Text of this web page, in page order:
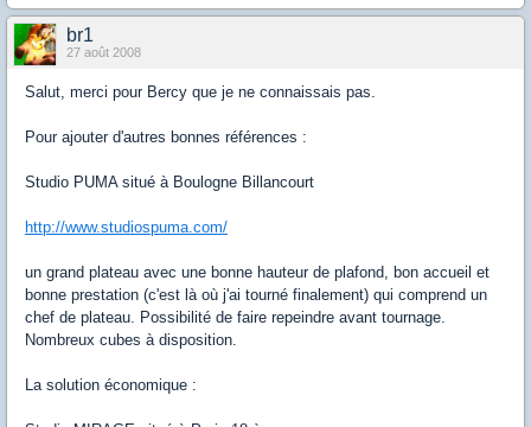
br1
27 août 2008
Salut, merci pour Bercy que je ne connaissais pas.
Pour ajouter d'autres bonnes références :
Studio PUMA situé à Boulogne Billancourt
http://www.studiospuma.com/
un grand plateau avec une bonne hauteur de plafond, bon accueil et
bonne prestation (c'est là où j'ai tourné finalement) qui comprend un
chef de plateau. Possibilité de faire repeindre avant tournage.
Nombreux cubes à disposition.
La solution économique :